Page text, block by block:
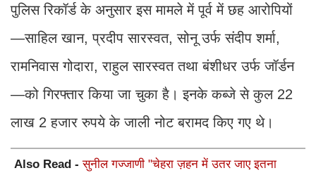
पुलिस रिकॉर्ड के अनुसार इस मामले में पूर्व में छह आरोपियों
—साहिल खान, प्रदीप सारस्वत, सोनू उर्फ संदीप शर्मा,
रामनिवास गोदारा, राहुल सारस्वत तथा बंशीधर उर्फ जॉर्डन
—को गिरफ्तार किया जा चुका है। इनके कब्जे से कुल 22
लाख 2 हजार रुपये के जाली नोट बरामद किए गए थे।
Also Read -सुनील गज्जाणी "चेहरा ज़हन में उतर जाए इतना